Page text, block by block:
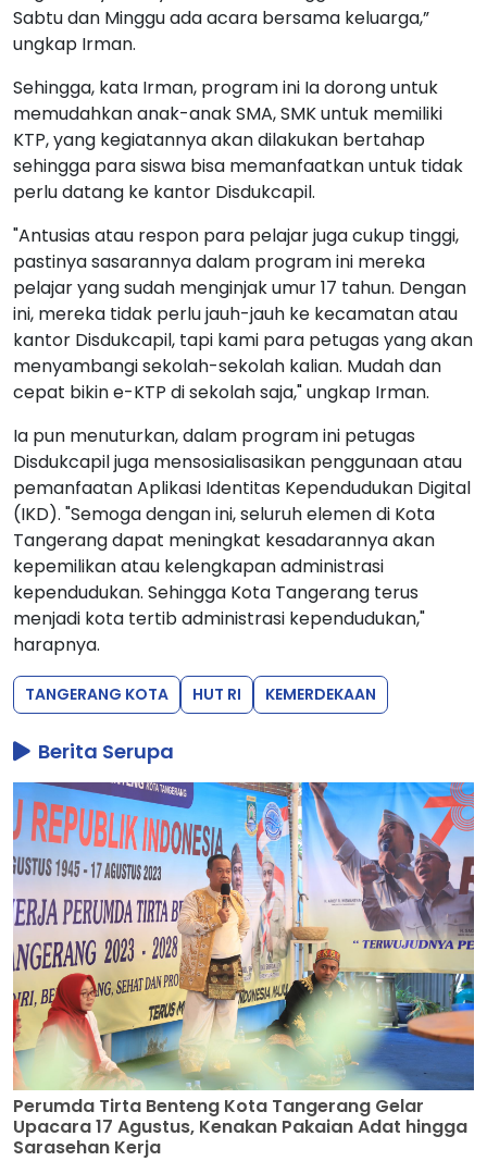
Sabtu dan Minggu ada acara bersama keluarga,”
ungkap Irman.
Sehingga, kata Irman, program ini Ia dorong untuk
memudahkan anak-anak SMA, SMK untuk memiliki
KTP, yang kegiatannya akan dilakukan bertahap
sehingga para siswa bisa memanfaatkan untuk tidak
perlu datang ke kantor Disdukcapil.
"Antusias atau respon para pelajar juga cukup tinggi,
pastinya sasarannya dalam program ini mereka
pelajar yang sudah menginjak umur 17 tahun. Dengan
ini, mereka tidak perlu jauh-jauh ke kecamatan atau
kantor Disdukcapil, tapi kami para petugas yang akan
menyambangi sekolah-sekolah kalian. Mudah dan
cepat bikin e-KTP di sekolah saja," ungkap Irman.
Ia pun menuturkan, dalam program ini petugas
Disdukcapil juga mensosialisasikan penggunaan atau
pemanfaatan Aplikasi Identitas Kependudukan Digital
(IKD). "Semoga dengan ini, seluruh elemen di Kota
Tangerang dapat meningkat kesadarannya akan
kepemilikan atau kelengkapan administrasi
kependudukan. Sehingga Kota Tangerang terus
menjadi kota tertib administrasi kependudukan,"
harapnya.
TANGERANG KOTA HUT RI KEMERDEKAAN
Berita Serupa
Perumda Tirta Benteng Kota Tangerang Gelar
Upacara 17 Agustus, Kenakan Pakaian Adat hingga
Sarasehan Kerja